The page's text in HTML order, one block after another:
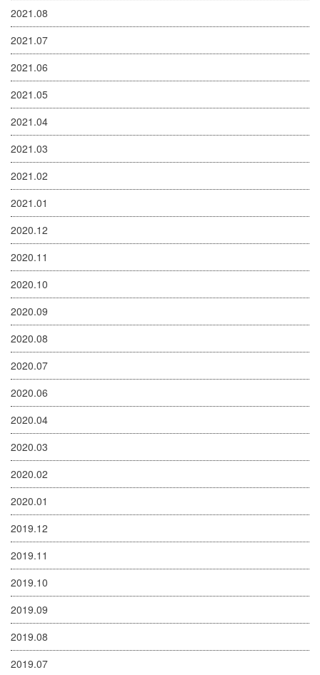
2021.08
2021.07
2021.06
2021.05
2021.04
2021.03
2021.02
2021.01
2020.12
2020.11
2020.10
2020.09
2020.08
2020.07
2020.06
2020.04
2020.03
2020.02
2020.01
2019.12
2019.11
2019.10
2019.09
2019.08
2019.07